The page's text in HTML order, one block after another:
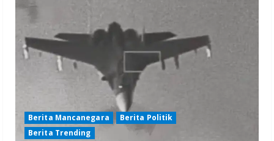
ACL
Berita Mancanegara
Berita Politik
Berita Trending